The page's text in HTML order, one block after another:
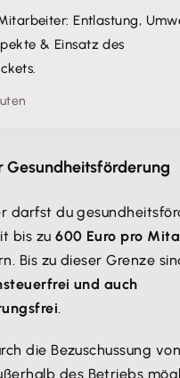
Entlastung,
& Einsatz des
Gesundheitsförderung
darfst du
bis zu600 Euro pro
Bis zu dieser Grenze
und auch
.
die Bezuschussung von
des Betriebs